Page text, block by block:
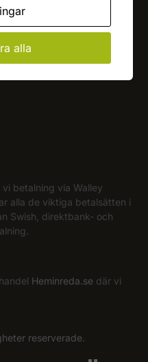
betalning via Walley
alla de viktiga betalsätten i
Swish, direktbank- och
Heminreda.se där vi
reserverade.
alla